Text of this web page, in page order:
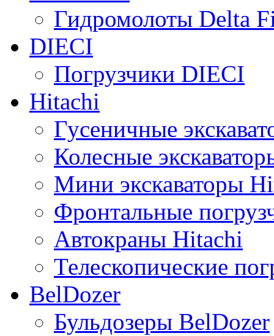
Гидромолоты Delta
DIECI
Погрузчики DIECI
Hitachi
Гусеничные
Колесные
Мини экскаваторы
Фронтальные
Автокраны Hitachi
Телескопические
BelDozer
Бульдозеры BelDozer